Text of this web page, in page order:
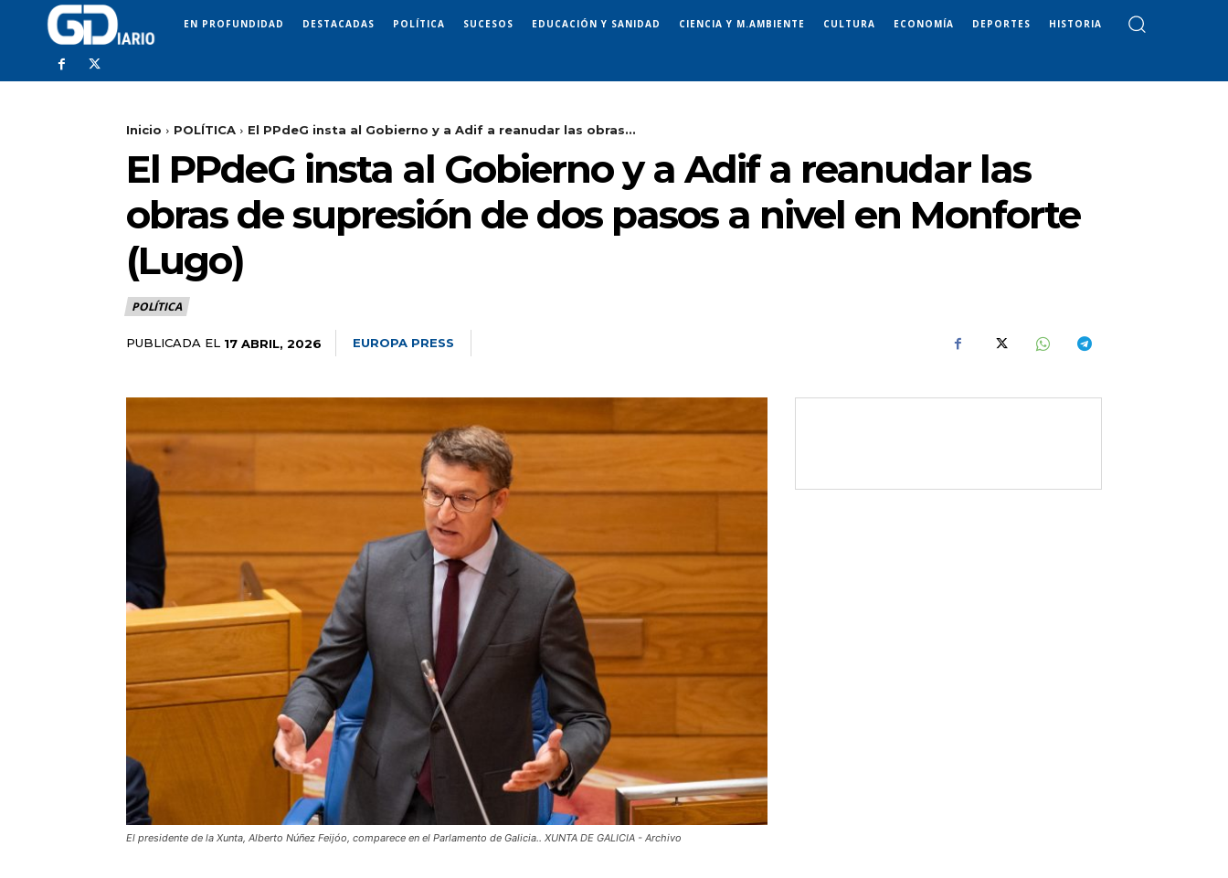
EN PROFUNDIDAD DESTACADAS POLÍTICA SUCESOS EDUCACIÓN Y SANIDAD CIENCIA Y M.AMBIENTE CULTURA ECONOMÍA DEPORTES HISTORIA
Inicio POLÍTICA El PPdeG insta al Gobierno y a Adif a reanudar las obras...
El PPdeG insta al Gobierno y a Adif a reanudar las
obras de supresión de dos pasos a nivel en Monforte
(Lugo)
POLÍTICA
PUBLICADA EL 17 ABRIL, 2026 EUROPA PRESS
El presidente de la Xunta, Alberto Núñez Feijóo, comparece en el Parlamento de Galicia.. XUNTA DE GALICIA - Archivo